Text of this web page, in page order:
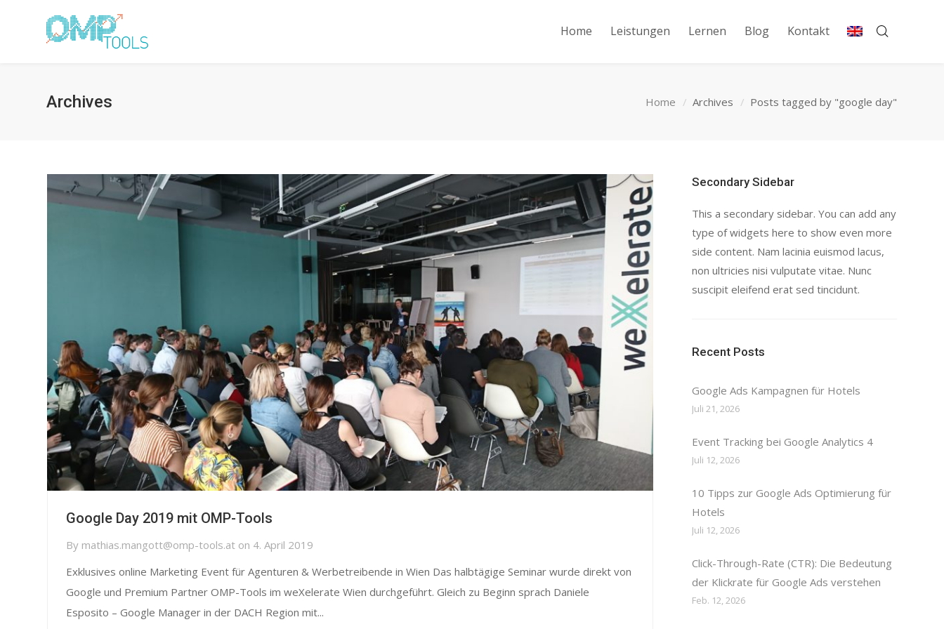
Home Leistungen Lernen Blog Kontakt
Archives Home Archives Posts tagged by "google day"
Google Day 2019 mit OMP-Tools
By mathias.mangott@omp-tools.at on 4. April 2019
Exklusives online Marketing Event für Agenturen & Werbetreibende in Wien Das halbtägige Seminar wurde direkt von
Google und Premium Partner OMP-Tools im weXelerate Wien durchgeführt. Gleich zu Beginn sprach Daniele
Esposito – Google Manager in der DACH Region mit...
Secondary Sidebar
This a secondary sidebar. You can add any
type of widgets here to show even more
side content. Nam lacinia euismod lacus,
non ultricies nisi vulputate vitae. Nunc
suscipit eleifend erat sed tincidunt.
Recent Posts
Google Ads Kampagnen für Hotels
Juli 21, 2026
Event Tracking bei Google Analytics 4
Juli 12, 2026
10 Tipps zur Google Ads Optimierung für
Hotels
Juli 12, 2026
Click-Through-Rate (CTR): Die Bedeutung
der Klickrate für Google Ads verstehen
Feb. 12, 2026